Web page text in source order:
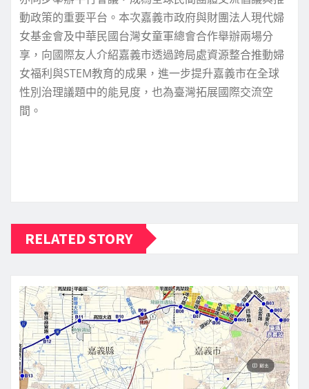
動政策的重要平台。本次嘉義市政府與財團法人現代婦
女基金會及中華民國台灣女童軍總會合作舉辦兩場分
享，向國際友人介紹嘉義市透過跨局處資源整合推動婦
女福利與STEM教育的成果，進一步提升嘉義市在全球
性別治理議題中的能見度，也為臺灣拓展國際交流空
間。
RELATED STORY